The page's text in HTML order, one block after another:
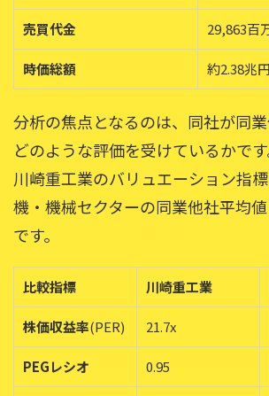
売買代金 29,863百
時価総額 約2.38兆円
分析の焦点となるのは、同社が同
どのような評価を受けているかです
川崎重工業のバリュエーション指
機・機械セクターの同業他社平均
です。
比較指標 川崎重工業
株価収益率(PER) 21.7x
PEGレシオ 0.95